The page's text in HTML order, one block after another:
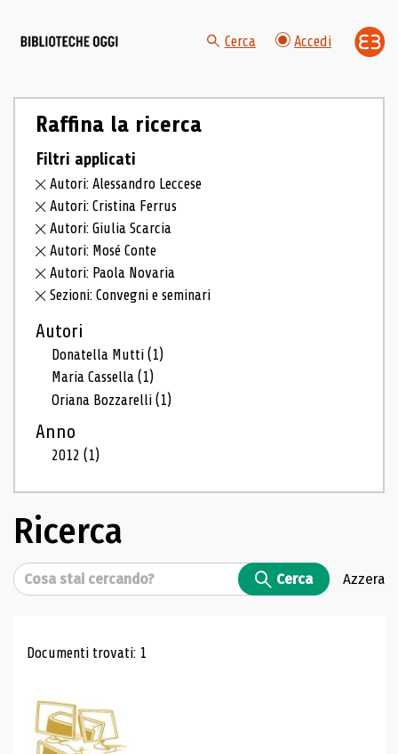
Cerca Accedi
Raffina la ricerca
Filtri applicati
Autori: Alessandro Leccese
Autori: Cristina Ferrus
Autori: Giulia Scarcia
Autori: Mosé Conte
Autori: Paola Novaria
Sezioni: Convegni e seminari
Autori
Donatella Mutti(1)
Maria Cassella(1)
Oriana Bozzarelli(1)
Anno
2012(1)
Ricerca
Cerca Cerca Azzera
Risultati di ricerca
Documenti trovati: 1